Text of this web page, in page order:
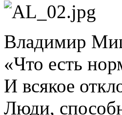
Владимир
«Что есть
И всякое
Люди,